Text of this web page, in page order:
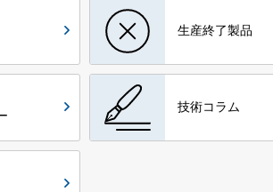
生産終了製品
技術コラム